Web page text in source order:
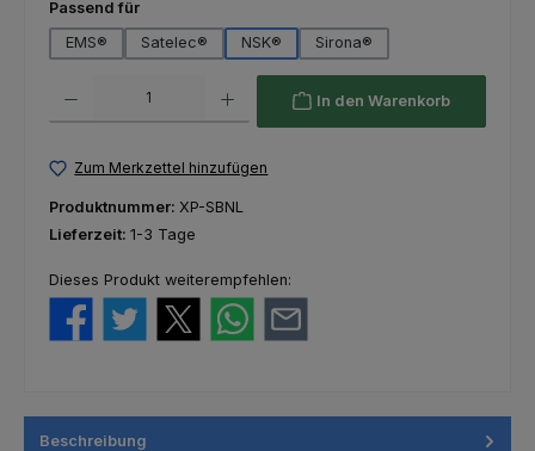
Passend fürauswählen
EMS®
Satelec® NSK® Sirona®
In den Warenkorb
Zum Merkzettel hinzufügen
Produktnummer: XP-SBNL
Lieferzeit: 1-3 Tage
Dieses Produkt weiterempfehlen:
Beschreibung